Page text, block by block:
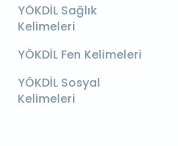
YÖKDİL Sağlık
Kelimeleri
YÖKDİL Fen Kelimeleri
YÖKDİL Sosyal
Kelimeleri